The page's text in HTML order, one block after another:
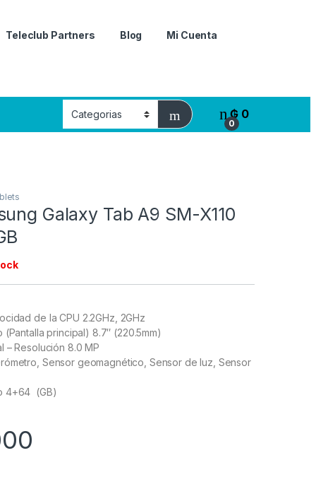
Teleclub Partners Blog Mi Cuenta
0
₲ 0
Galaxy Tab A9 SM-X110
de la CPU 2.2GHz, 2GHz
(Pantalla principal) 8.7″ (220.5mm)
– Resolución 8.0 MP
Sensor geomagnético, Sensor de luz, Sensor
4+64 (GB)